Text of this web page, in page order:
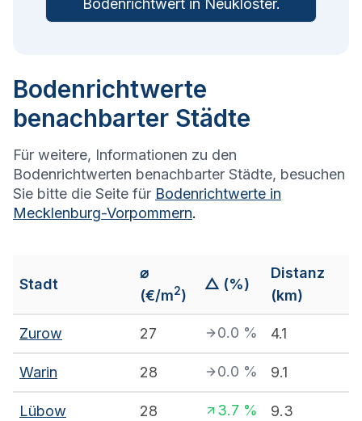
Bodenrichtwert in Neukloster.
Bodenrichtwerte
benachbarter Städte
Für weitere, Informationen zu den
Bodenrichtwerten benachbarter Städte, besuchen
Sie bitte die Seite für Bodenrichtwerte in
Mecklenburg-Vorpommern.
Stadt
⌀
(€/m2)
△ (%)
Distanz
(km)
Zurow 27 0.0 % 4.1
Warin 28 0.0 % 9.1
Lübow 28 3.7 % 9.3